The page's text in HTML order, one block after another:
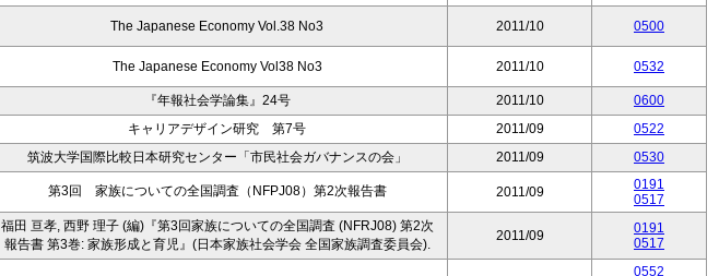
The Japanese Economy Vol.38 No3 2011/10 0500
The Japanese Economy Vol38 No3 2011/10 0532
『年報社会学論集』24号 2011/10
0600
キャリアデザイン研究 第7号 2011/09
0522
筑波大学国際比較日本研究センター「市民社会ガバナンスの会」 2011/09 0530
第3回 家族についての全国調査（NFPJ08）第2次報告書 2011/09
0191
0517
福田 亘孝, 西野 理子 (編)『第3回家族についての全国調査 (NFRJ08) 第2次
報告書 第3巻: 家族形成と育児』(日本家族社会学会 全国家族調査委員会).
2011/09
0191
0517
0552